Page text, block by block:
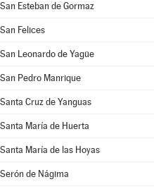
San Esteban de Gormaz
San Felices
San Leonardo de Yagüe
San Pedro Manrique
Santa Cruz de Yanguas
Santa María de Huerta
Santa María de las Hoyas
Serón de Nágima